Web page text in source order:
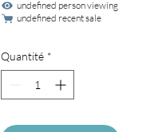
undefined person viewing
undefined recent sale
Quantité *